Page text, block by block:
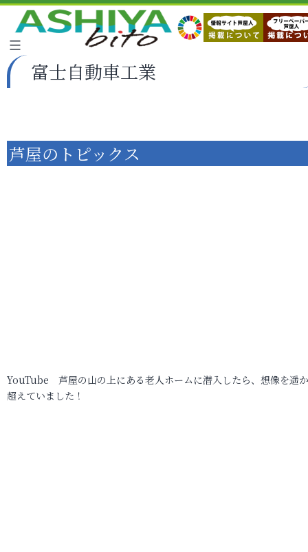
富士自動車工業
芦屋のトピックス
YouTube 芦屋の山の上にある老人ホームに潜入したら、想像を遥
超えていました！